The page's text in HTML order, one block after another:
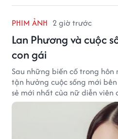
PHIM ẢNH 2 giờ trước
Lan Phương và cuộc
con gái
Sau những biến cố trong hôn
tận hưởng cuộc sống mới
sẻ mới nhất của nữ diễn viên
hạnh phúc hiện tại đến từ